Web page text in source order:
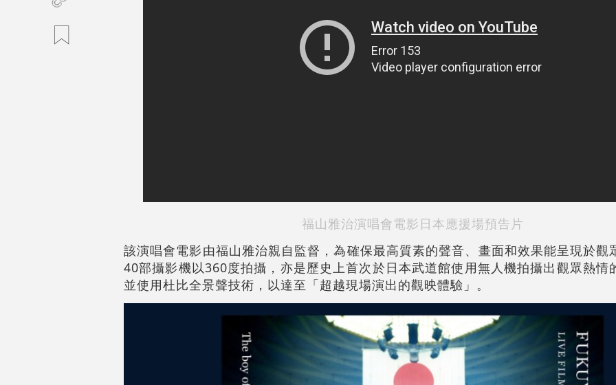
福山雅治演唱會電影日本應援場預告片
該演唱會電影由福山雅治親自監督，為確保最高質素的聲音、畫面和效果能呈現於觀
40部攝影機以360度拍攝，亦是歷史上首次於日本武道館使用無人機拍攝出觀眾熱情
並使用杜比全景聲技術，以達至「超越現場演出的觀映體驗」。